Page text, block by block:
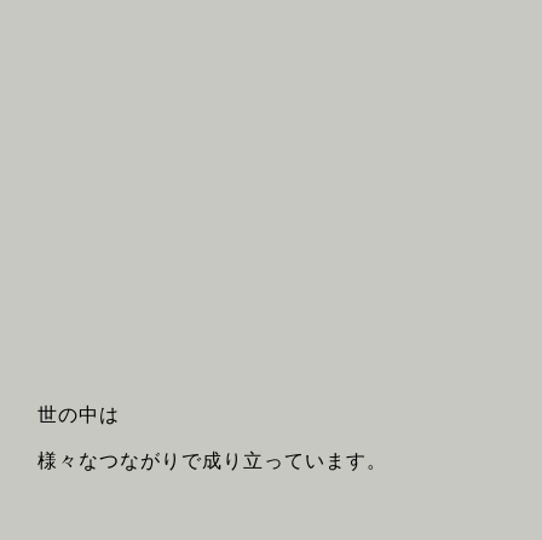
世の中は
様々なつながりで成り立っています。